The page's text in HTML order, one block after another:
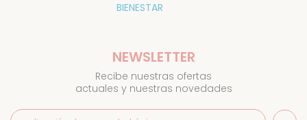
BIENESTAR
NEWSLETTER
Recibe nuestras ofertas
actuales y nuestras novedades